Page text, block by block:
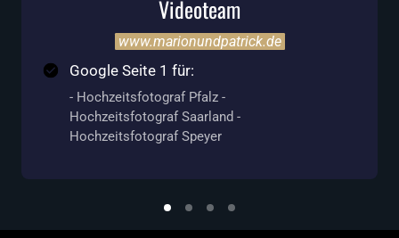
www.dfischerweddings.de
Google Seite 1 für:
- Hochzeitsfotograf Frankfurt -
Hochzeitsfotograf Mallorca -
Hochzeitsfotograf Santorini